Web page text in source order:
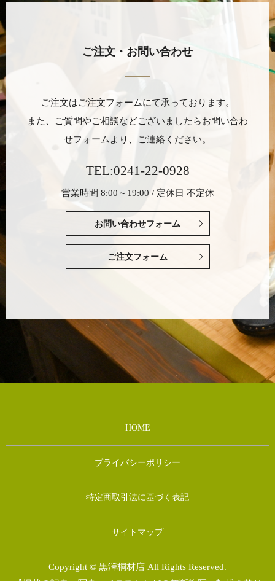
ご注文・お問い合わせ
ご注文はご注文フォームにて承っております。
また、ご質問やご相談などございましたらお問い合わ
せフォームより、ご連絡ください。
TEL:0241-22-0928
営業時間 8:00～19:00 / 定休日 不定休
お問い合わせフォーム
ご注文フォーム
HOME
プライバシーポリシー
特定商取引法に基づく表記
サイトマップ
Copyright © 黒澤桐材店 All Rights Reserved.